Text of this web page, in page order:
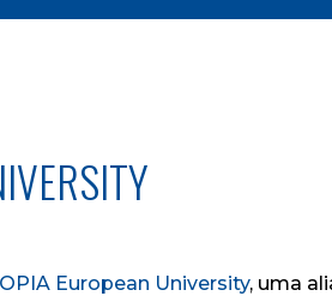
European University, uma